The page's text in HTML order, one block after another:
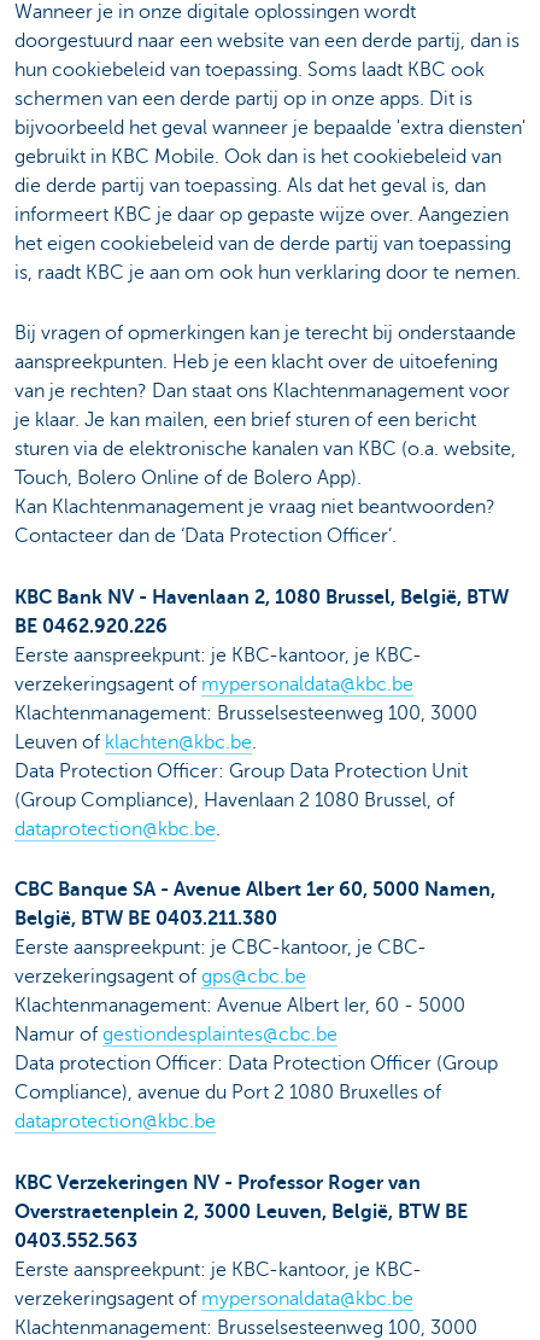
Wanneer je in onze digitale oplossingen wordt
doorgestuurd naar een website van een derde partij, dan is
hun cookiebeleid van toepassing. Soms laadt KBC ook
schermen van een derde partij op in onze apps. Dit is
bijvoorbeeld het geval wanneer je bepaalde 'extra diensten'
gebruikt in KBC Mobile. Ook dan is het cookiebeleid van
die derde partij van toepassing. Als dat het geval is, dan
informeert KBC je daar op gepaste wijze over. Aangezien
het eigen cookiebeleid van de derde partij van toepassing
is, raadt KBC je aan om ook hun verklaring door te nemen.
Bij vragen of opmerkingen kan je terecht bij onderstaande
aanspreekpunten. Heb je een klacht over de uitoefening
van je rechten? Dan staat ons Klachtenmanagement voor
je klaar. Je kan mailen, een brief sturen of een bericht
sturen via de elektronische kanalen van KBC (o.a. website,
Touch, Bolero Online of de Bolero App).
Kan Klachtenmanagement je vraag niet beantwoorden?
Contacteer dan de ‘Data Protection Officer’.
KBC Bank NV - Havenlaan 2, 1080 Brussel, België, BTW
BE 0462.920.226
Eerste aanspreekpunt: je KBC-kantoor, je KBC-
verzekeringsagent of mypersonaldata@kbc.be
Klachtenmanagement: Brusselsesteenweg 100, 3000
Leuven of klachten@kbc.be.
Data Protection Officer: Group Data Protection Unit
(Group Compliance), Havenlaan 2 1080 Brussel, of
dataprotection@kbc.be.
CBC Banque SA - Avenue Albert 1er 60, 5000 Namen,
België, BTW BE 0403.211.380
Eerste aanspreekpunt: je CBC-kantoor, je CBC-
verzekeringsagent of gps@cbc.be
Klachtenmanagement: Avenue Albert Ier, 60 - 5000
Namur of gestiondesplaintes@cbc.be
Data protection Officer: Data Protection Officer (Group
Compliance), avenue du Port 2 1080 Bruxelles of
dataprotection@kbc.be
KBC Verzekeringen NV - Professor Roger van
Overstraetenplein 2, 3000 Leuven, België, BTW BE
0403.552.563
Eerste aanspreekpunt: je KBC-kantoor, je KBC-
verzekeringsagent of mypersonaldata@kbc.be
Klachtenmanagement: Brusselsesteenweg 100, 3000